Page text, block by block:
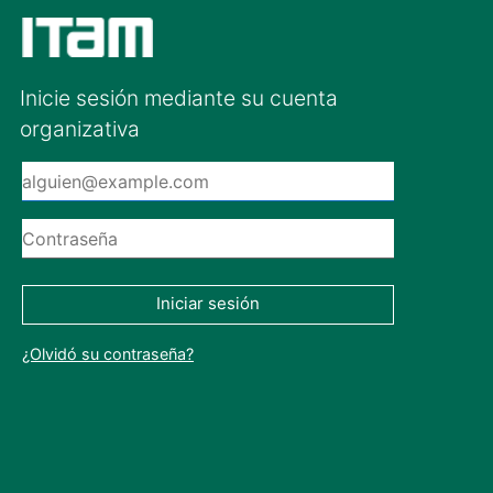
Inicie sesión mediante su cuenta
organizativa
Iniciar sesión
¿Olvidó su contraseña?